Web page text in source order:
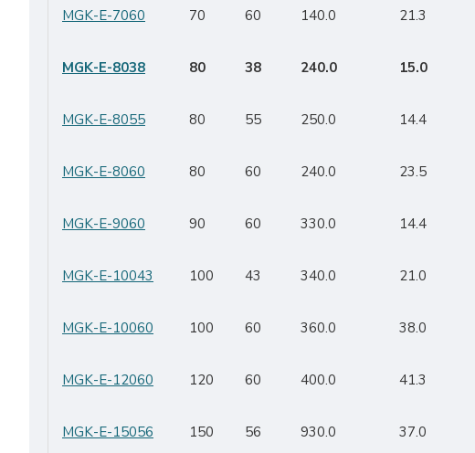
MGK-E-7060 70 60 140.0 21.3
MGK-E-8038 80 38 240.0 15.0
MGK-E-8055 80 55 250.0 14.4
MGK-E-8060 80 60 240.0 23.5
MGK-E-9060 90 60 330.0 14.4
MGK-E-10043 100 43 340.0 21.0
MGK-E-10060 100 60 360.0 38.0
MGK-E-12060 120 60 400.0 41.3
MGK-E-15056 150 56 930.0 37.0